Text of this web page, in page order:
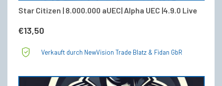
Star Citizen | 8.000.000 aUEC| Alpha UEC |4.9.0 Live
€13,50
Verkauft durch NewVision Trade Blatz & Fidan GbR